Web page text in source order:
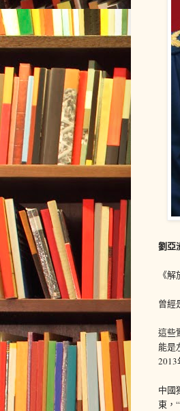
劉亞
《
曾經
這些
能是
2013
中國
東，